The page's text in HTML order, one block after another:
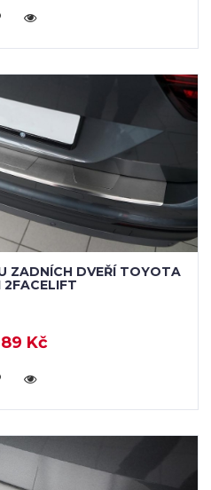
ZADNÍCH DVEŘÍ TOYOTA
2FACELIFT
Kč